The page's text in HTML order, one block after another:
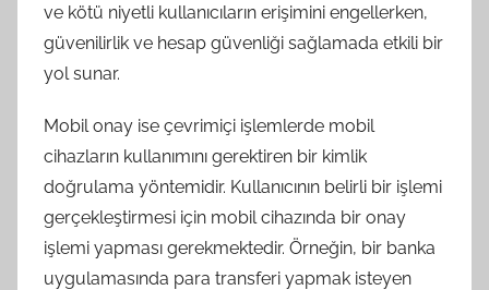
ve kötü niyetli kullanıcıların erişimini engellerken,
güvenilirlik ve hesap güvenliği sağlamada etkili bir
yol sunar.
Mobil onay ise çevrimiçi işlemlerde mobil
cihazların kullanımını gerektiren bir kimlik
doğrulama yöntemidir. Kullanıcının belirli bir işlemi
gerçekleştirmesi için mobil cihazında bir onay
işlemi yapması gerekmektedir. Örneğin, bir banka
uygulamasında para transferi yapmak isteyen